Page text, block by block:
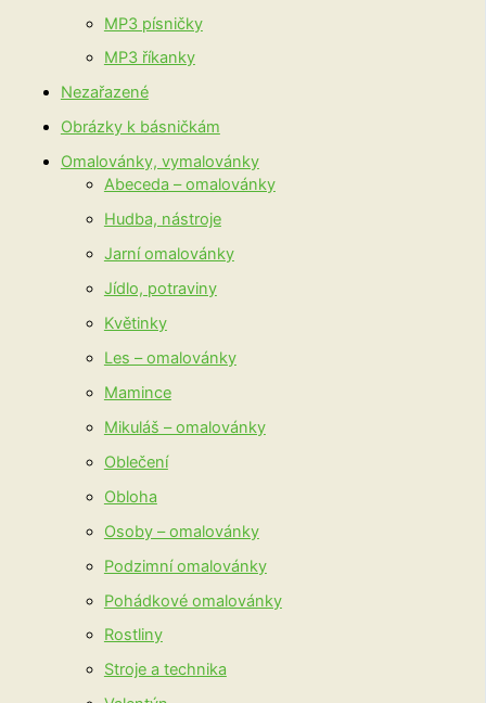
MP3 písničky
MP3 říkanky
Nezařazené
Obrázky k básničkám
Omalovánky, vymalovánky
Abeceda – omalovánky
Hudba, nástroje
Jarní omalovánky
Jídlo, potraviny
Květinky
Les – omalovánky
Mamince
Mikuláš – omalovánky
Oblečení
Obloha
Osoby – omalovánky
Podzimní omalovánky
Pohádkové omalovánky
Rostliny
Stroje a technika